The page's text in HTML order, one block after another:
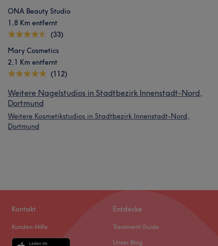
ONA Beauty Studio
1,8 Km entfernt
(33)
Mary Cosmetics
2,1 Km entfernt
(112)
Weitere Nagelstudios in Stadtbezirk Innenstadt-Nord,
Dortmund
Weitere Kosmetikstudios in Stadtbezirk Innenstadt-Nord,
Dortmund
Kontakt
Kunden-Hilfe
Entdecke
Treatment Guide
Unser Blog